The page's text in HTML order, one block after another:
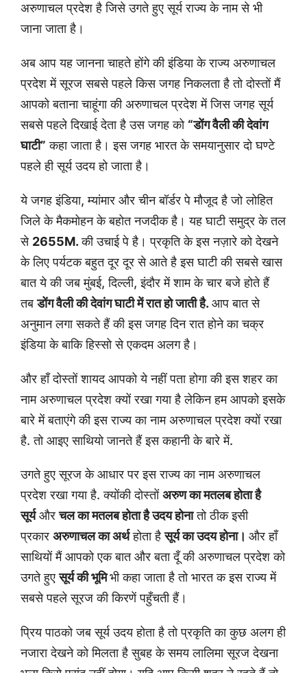
अरुणाचल प्रदेश है जिसे उगते हुए सूर्य राज्य के नाम से भी
जाना जाता है।
अब आप यह जानना चाहते होंगे की इंडिया के राज्य अरुणाचल
प्रदेश में सूरज सबसे पहले किस जगह निकलता है तो दोस्तों मैं
आपको बताना चाहूंगा की अरुणाचल प्रदेश में जिस जगह सूर्य
सबसे पहले दिखाई देता है उस जगह को “डोंग वैली की देवांग
घाटी” कहा जाता है। इस जगह भारत के समयानुसार दो घण्टे
पहले ही सूर्य उदय हो जाता है।
ये जगह इंडिया, म्यांमार और चीन बॉर्डर पे मौजूद है जो लोहित
जिले के मैकमोहन के बहोत नजदीक है। यह घाटी समुद्र के तल
से 2655M.की उचाई पे है। प्रकृति के इस नज़ारे को देखने
के लिए पर्यटक बहुत दूर दूर से आते है इस घाटी की सबसे खास
बात ये की जब मुंबई, दिल्ली, इंदौर में शाम के चार बजे होते हैं
तबडोंग वैली की देवांग घाटी में रात हो जाती है. आप बात से
अनुमान लगा सकते हैं की इस जगह दिन रात होने का चक्र
इंडिया के बाकि हिस्सो से एकदम अलग है।
और हाँ दोस्तों शायद आपको ये नहीं पता होगा की इस शहर का
नाम अरुणाचल प्रदेश क्यों रखा गया है लेकिन हम आपको इसके
बारे में बताएंगे की इस राज्य का नाम अरुणाचल प्रदेश क्यों रखा
है. तो आइए साथियो जानते हैं इस कहानी के बारे में.
उगते हुए सूरज के आधार पर इस राज्य का नाम अरुणाचल
प्रदेश रखा गया है. क्योंकी दोस्तोंअरुण का मतलब होता है
सूर्यऔरचल का मतलब होता है उदय होनातो ठीक इसी
प्रकार अरुणाचल का अर्थहोता हैसूर्य का उदय होना। और हाँ
साथियों मैं आपको एक बात और बता दूँ की अरुणाचल प्रदेश को
उगते हुएसूर्य की भूमिभी कहा जाता है तो भारत क इस राज्य में
सबसे पहले सूरज की किरणें पहुँचती हैं।
प्रिय पाठको जब सूर्य उदय होता है तो प्रकृति का कुछ अलग ही
नजारा देखने को मिलता है सुबह के समय लालिमा सूरज देखना